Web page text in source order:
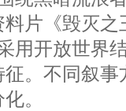
片《毁灭
用开放世界
。不同叙
。